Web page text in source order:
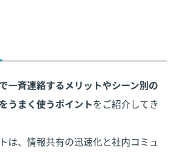
一斉連絡するメリットやシーン別の
うまく使うポイントをご紹介してき
は、情報共有の迅速化と社内コミュ